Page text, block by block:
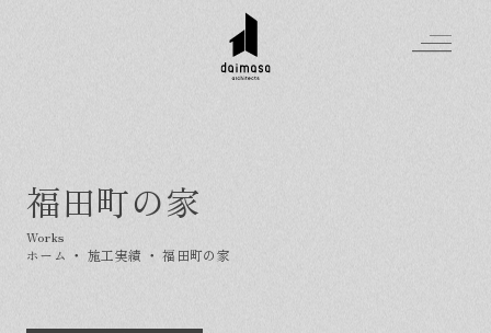
福田町の家
ホーム ・ 施工実績 ・福田町の家
Greeting
はじめましての方へ
Made in DAIMASA